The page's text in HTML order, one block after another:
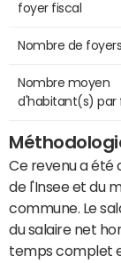
foyer fiscal
Nombre de
Nombre moyen
d'habitant(s) par
Ce revenu a été
de l'Insee et du
commune. Le
du salaire net
temps complet